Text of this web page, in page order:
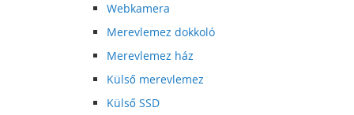
Webkamera
Merevlemez dokkoló
Merevlemez ház
Külső merevlemez
Külső SSD